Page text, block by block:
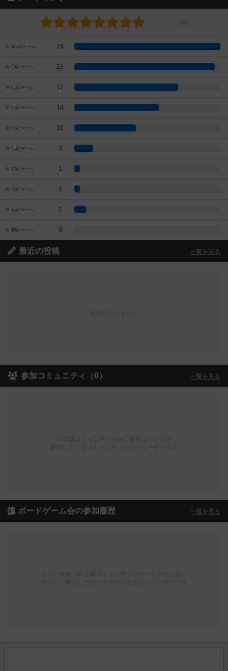
10点のゲーム 24
9点のゲーム 23
8点のゲーム 17
7点のゲーム 14
6点のゲーム 10
5点のゲーム 3
4点のゲーム 1
3点のゲーム 1
2点のゲーム 2
1点のゲーム 0
最近の投稿 一覧を見る
参加コミュニティ（0） 一覧を見る
ボードゲーム会の参加履歴 一覧を見る